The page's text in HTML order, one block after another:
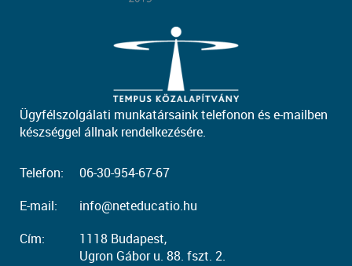
Ügyfélszolgálati munkatársaink telefonon és e-mailben
készséggel állnak rendelkezésére.
Telefon:
06-30-954-67-67
E-mail:
info@neteducatio.hu
Cím:
1118 Budapest,
Ugron Gábor u. 88. fszt. 2.